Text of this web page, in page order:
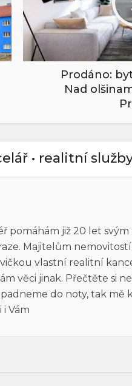
Prodáno:
Nad
• realitní
pomáhám již 20 let
Majitelům
vlastní realitní
věci jinak. Přečtěte si
do noty, tak
Vám